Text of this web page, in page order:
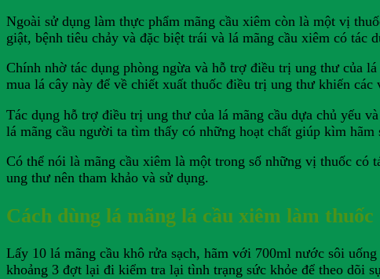
Ngoài sử dụng làm thực phẩm mãng cầu xiêm còn là một vị
giật, bệnh tiêu chảy và đặc biệt trái và lá mãng cầu xiêm có tác
Chính nhờ tác dụng phòng ngừa và hỗ trợ điều trị ung thư của
mua lá cây này để về chiết xuất thuốc điều trị ung thư khiến
Tác dụng hỗ trợ điều trị ung thư của lá mãng cầu dựa chủ yếu
lá mãng cầu người ta tìm thấy có những hoạt chất giúp kìm
Có thể nói là mãng cầu xiêm là một trong số những vị thuốc
ung thư nên tham khảo và sử dụng.
Cách dùng lá mãng lá cầu xiêm làm thuốc
Lấy 10 lá mãng cầu khô rửa sạch, hãm với 700ml nước sôi
khoảng 3 đợt lại đi kiểm tra lại tình trạng sức khỏe để theo dõi